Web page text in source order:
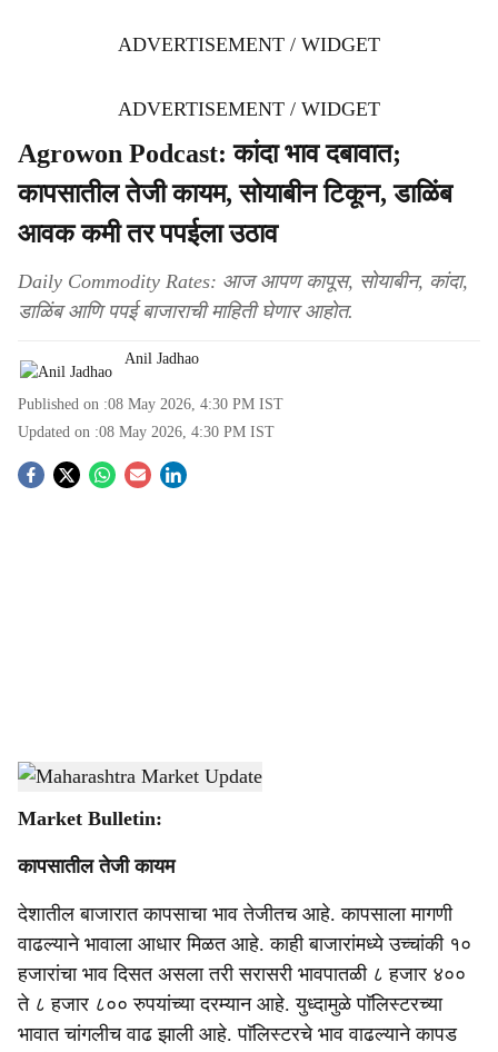
ADVERTISEMENT / WIDGET
ADVERTISEMENT / WIDGET
Agrowon Podcast: कांदा भाव दबावात;
कापसातील तेजी कायम, सोयाबीन टिकून, डाळिंब
आवक कमी तर पपईला उठाव
Daily Commodity Rates: आज आपण कापूस, सोयाबीन, कांदा,
डाळिंब आणि पपई बाजाराची माहिती घेणार आहोत.
Anil Jadhao
Published on :08 May 2026, 4:30 PM IST
Updated on :08 May 2026, 4:30 PM IST
S
r
e
Maharashtra Market Update-Agrowon
Market Bulletin:
कापसातील तेजी कायम
देशातील बाजारात कापसाचा भाव तेजीतच आहे. कापसाला मागणी
वाढल्याने भावाला आधार मिळत आहे. काही बाजारांमध्ये उच्चांकी १०
हजारांचा भाव दिसत असला तरी सरासरी भावपातळी ८ हजार ४००
ते ८ हजार ८०० रुपयांच्या दरम्यान आहे. युध्दामुळे पाॅलिस्टरच्या
भावात चांगलीच वाढ झाली आहे. पाॅलिस्टरचे भाव वाढल्याने कापड